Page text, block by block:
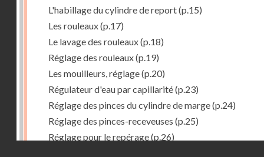
L'habillage du cylindre de report(p.15)
Les rouleaux(p.17)
Le lavage des rouleaux(p.18)
Réglage des rouleaux(p.19)
Les mouilleurs, réglage(p.20)
Régulateur d'eau par capillarité(p.23)
Réglage des pinces du cylindre de marge(p.24)
Réglage des pinces-receveuses (p.25)
Réglage pour le repérage(p.26)